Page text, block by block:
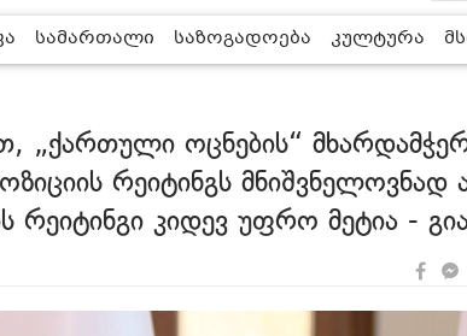
სამართალი საზოგადოება კულტურა
„ქართული ოცნების“
რეიტინგს მნიშვნელოვნად
რეიტინგი კიდევ უფრო მეტია -